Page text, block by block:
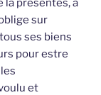
la présentes, à
sur
ses biens
pour estre
et